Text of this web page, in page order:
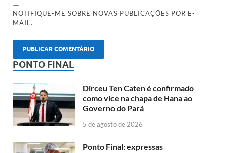
NOTIFIQUE-ME SOBRE NOVAS PUBLICAÇÕES POR E-
MAIL.
PONTO FINAL
Dirceu Ten Caten é confirmado
como vice na chapa de Hana ao
Governo do Pará
5 de agosto de 2026
Ponto Final: expressas